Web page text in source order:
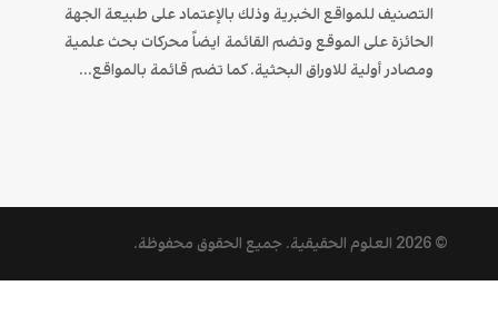
التصنيف للمواقع الخبرية وذلك بالإعتماد على طبيعة الجهة
الحائزة على الموقع وتضم القائمة ايضاً محركات بحث علمية
ومصادر أولية للاوراق البحثية. كما تضم قائمة بالمواقع...
© 2026 العلوم الحقيقية. جميع الحقوق محفوظة.